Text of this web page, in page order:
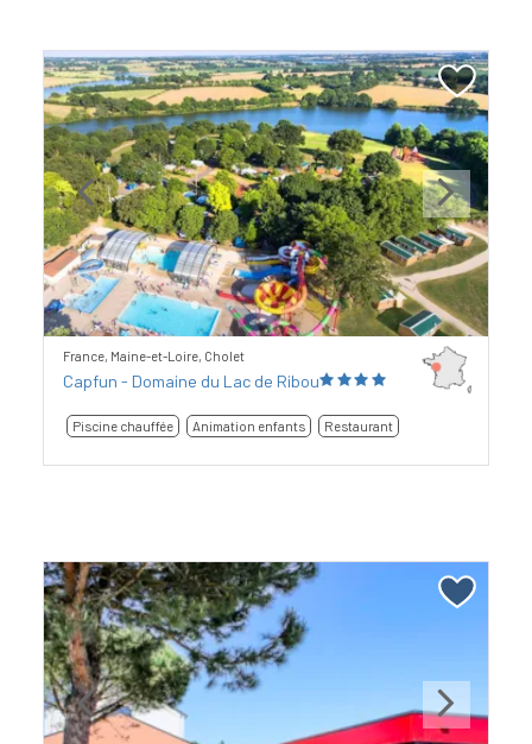
Previous Next
France, Maine-et-Loire, Cholet
Capfun - Domaine du Lac de Ribou
Piscine chauffée Animation enfants Restaurant
Previous Next